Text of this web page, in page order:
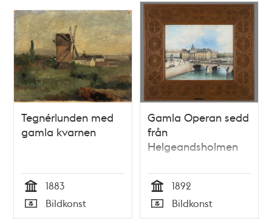
Tegnérlunden med
gamla kvarnen
Tid
1883
Typ
Bildkonst
Gamla Operan sedd
från
Helgeandsholmen
Tid
1892
Typ
Bildkonst